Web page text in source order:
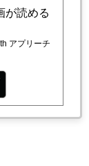
が読める
アプリーチ